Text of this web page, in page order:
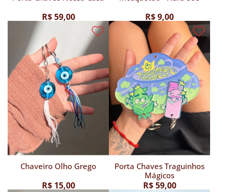
R$ 59,00 R$ 9,00
Chaveiro Olho Grego
R$ 15,00
Porta Chaves Traguinhos
Mágicos
R$ 59,00